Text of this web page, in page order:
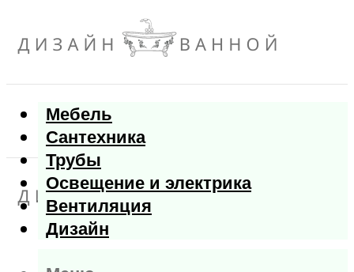
Мебель
Сантехника
Трубы
Освещение и электрика
Вентиляция
Дизайн